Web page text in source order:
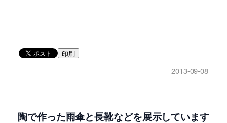
印刷
2013-09-08
陶で作った雨傘と長靴などを展示しています